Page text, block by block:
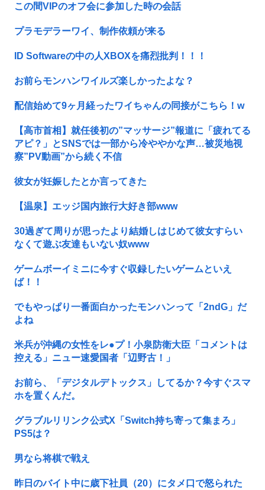
この間VIPのオフ会に参加した時の会話
プラモデラーワイ、制作依頼が来る
ID Softwareの中の人XBOXを痛烈批判！！！
お前らモンハンワイルズ楽しかったよな？
配信始めて9ヶ月経ったワイちゃんの同接がこちら！w
【高市首相】就任後初の”マッサージ”報道に「疲れてる
アピ？」とSNSでは一部から冷ややかな声…被災地視
察”PV動画”から続く不信
彼女が妊娠したとか言ってきた
【温泉】エッジ国内旅行大好き部www
30過ぎて周りが思ったより結婚しはじめて彼女すらい
なくて遊ぶ友達もいない奴www
ゲームボーイミニに今すぐ収録したいゲームといえ
ば！！
でもやっぱり一番面白かったモンハンって「2ndG」だ
よね
米兵が沖縄の女性をレ●プ！小泉防衛大臣「コメントは
控える」ニュー速愛国者「辺野古！」
お前ら、「デジタルデトックス」してるか？今すぐスマ
ホを置くんだ。
グラブルリリンク公式X「Switch持ち寄って集まろ」
PS5は？
男なら将棋で戦え
昨日のバイト中に歳下社員（20）にタメ口で怒られた